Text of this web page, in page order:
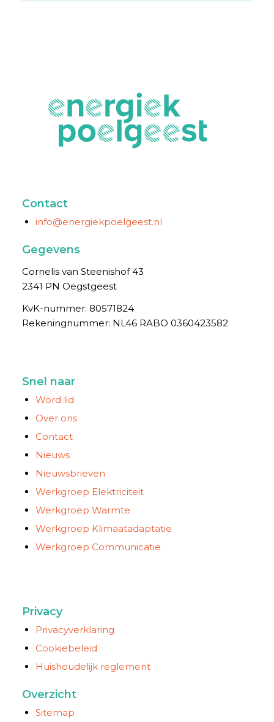
Contact
info@energiekpoelgeest.nl
Gegevens
Cornelis van Steenishof 43
2341 PN Oegstgeest
KvK-nummer: 80571824
Rekening­nummer: NL46 RABO 0360423582
Snel naar
Word lid
Over ons
Contact
Nieuws
Nieuwsbrieven
Werkgroep Elektriciteit
Werkgroep Warmte
Werkgroep Klimaatadaptatie
Werkgroep Communicatie
Privacy
Privacyverklaring
Cookiebeleid
Huishoudelijk reglement
Overzicht
Sitemap